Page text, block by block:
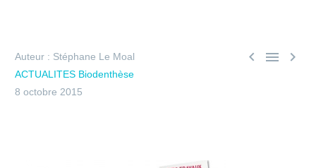
  
Auteur : Stéphane Le Moal
ACTUALITES Biodenthèse
8 octobre 2015